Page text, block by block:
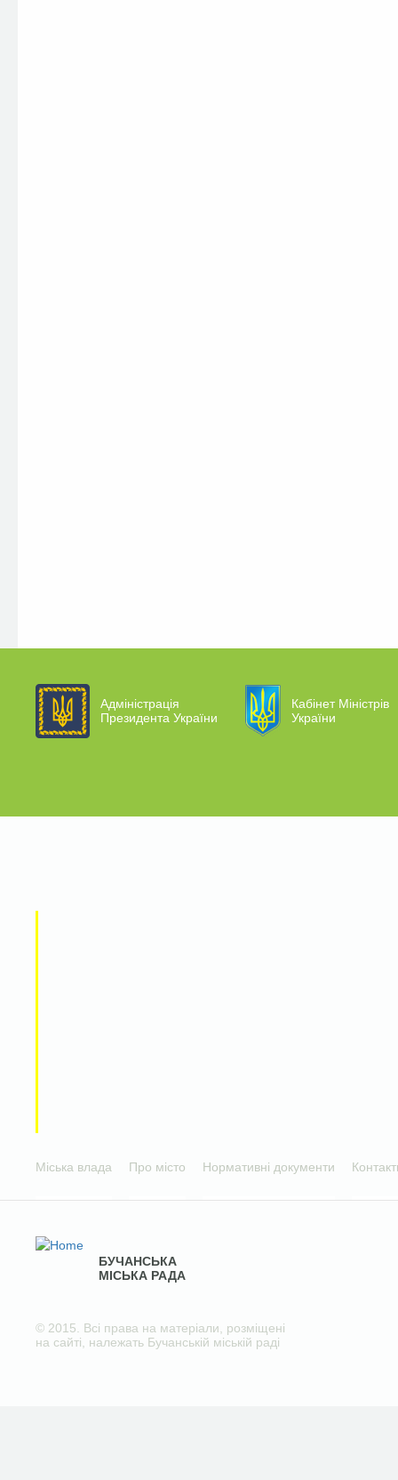
Адміністрація
Президента України
Кабінет Міністрів
України
Міська влада Про місто Нормативні документи
БУЧАНСЬКА
МІСЬКА РАДА
© 2015. Всі права на матеріали, розміщені
на сайті, належать Бучанській міській раді